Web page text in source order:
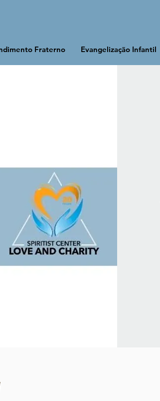
Fraterno Evangelização Infantil